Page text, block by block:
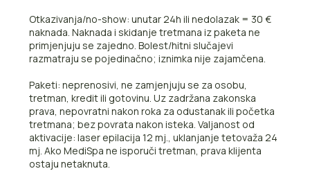
Otkazivanja/no-show: unutar 24h ili nedolazak = 30 €
naknada. Naknada i skidanje tretmana iz paketa ne
primjenjuju se zajedno. Bolest/hitni slučajevi
razmatraju se pojedinačno; iznimka nije zajamčena.
Paketi: neprenosivi, ne zamjenjuju se za osobu,
tretman, kredit ili gotovinu. Uz zadržana zakonska
prava, nepovratni nakon roka za odustanak ili početka
tretmana; bez povrata nakon isteka. Valjanost od
aktivacije: laser epilacija 12 mj., uklanjanje tetovaža 24
mj. Ako MediSpa ne isporuči tretman, prava klijenta
ostaju netaknuta.